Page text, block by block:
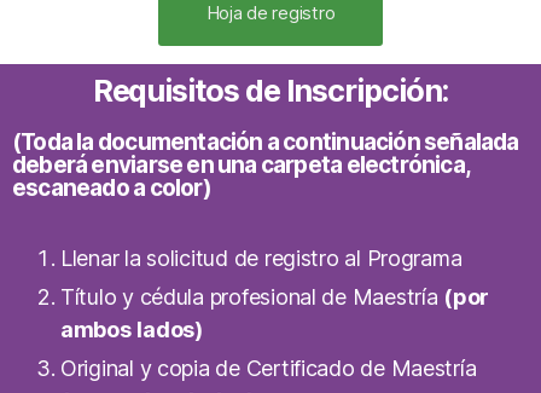
Hoja de registro
Requisitos de Inscripción:
(Toda la documentación a continuación señalada
deberá enviarse en una carpeta electrónica,
escaneado a color)
Llenar la solicitud de registro al Programa
Título y cédula profesional de Maestría (por
ambos lados)
Original y copia de Certificado de Maestría